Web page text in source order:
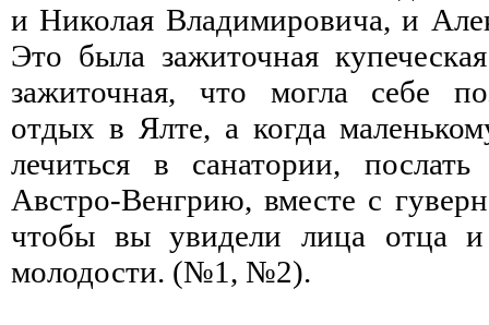
и Николая Владимировича, и
Это была зажиточная
зажиточная, что могла себе
отдых в Ялте, а когда
лечиться в санатории,
Австро-Венгрию, вместе с
чтобы вы увидели лица отца
молодости. (№1, №2).